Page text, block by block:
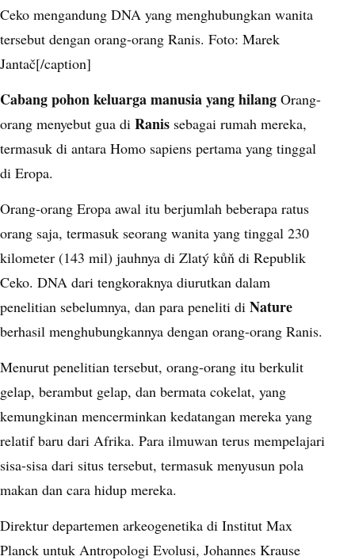
Ceko mengandung DNA yang menghubungkan wanita
tersebut dengan orang-orang Ranis. Foto: Marek
Jantač[/caption]
Cabang pohon keluarga manusia yang hilang Orang-
orang menyebut gua di Ranis sebagai rumah mereka,
termasuk di antara Homo sapiens pertama yang tinggal
di Eropa.
Orang-orang Eropa awal itu berjumlah beberapa ratus
orang saja, termasuk seorang wanita yang tinggal 230
kilometer (143 mil) jauhnya di Zlatý kůň di Republik
Ceko. DNA dari tengkoraknya diurutkan dalam
penelitian sebelumnya, dan para peneliti di Nature
berhasil menghubungkannya dengan orang-orang Ranis.
Menurut penelitian tersebut, orang-orang itu berkulit
gelap, berambut gelap, dan bermata cokelat, yang
kemungkinan mencerminkan kedatangan mereka yang
relatif baru dari Afrika. Para ilmuwan terus mempelajari
sisa-sisa dari situs tersebut, termasuk menyusun pola
makan dan cara hidup mereka.
Direktur departemen arkeogenetika di Institut Max
Planck untuk Antropologi Evolusi, Johannes Krause